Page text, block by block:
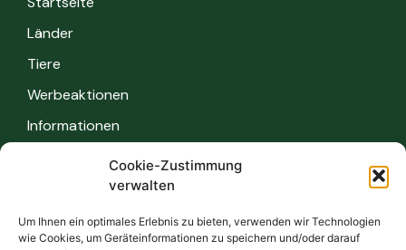
Cookie-Zustimmung
verwalten
Um Ihnen ein optimales Erlebnis zu bieten, verwenden wir Technologien
wie Cookies, um Geräteinformationen zu speichern und/oder darauf
Länder
Tiere
Werbeaktionen
Informationen
Informationen
Sicherheitsvorschriften